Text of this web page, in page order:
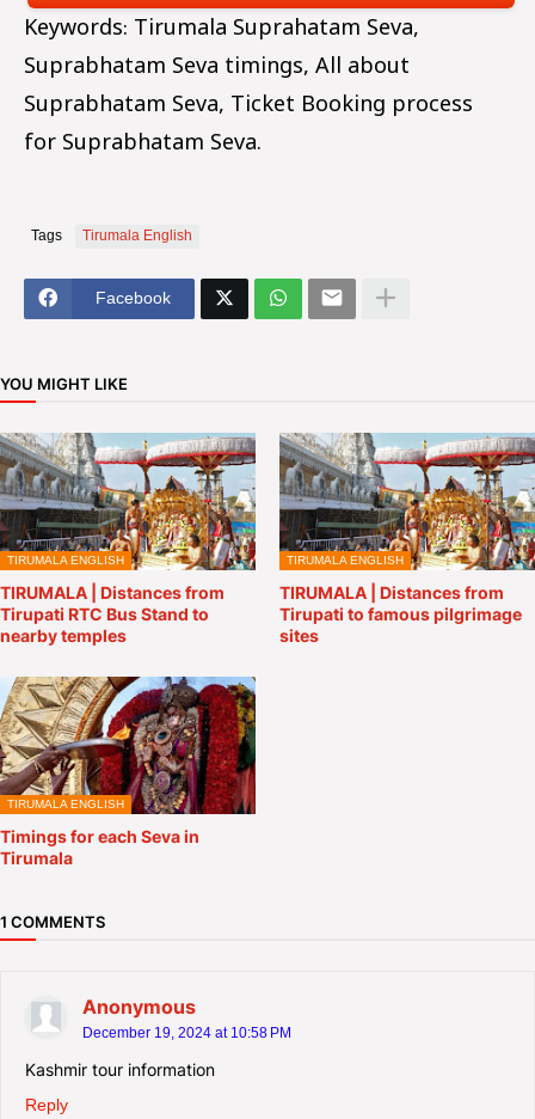
Keywords: Tirumala Suprahatam Seva,
Suprabhatam Seva timings, All about
Suprabhatam Seva, Ticket Booking process
for Suprabhatam Seva.
Tags Tirumala English
Facebook
YOU MIGHT LIKE
TIRUMALA ENGLISH
TIRUMALA | Distances from
Tirupati RTC Bus Stand to
nearby temples
TIRUMALA ENGLISH
TIRUMALA | Distances from
Tirupati to famous pilgrimage
sites
TIRUMALA ENGLISH
Timings for each Seva in
Tirumala
1 COMMENTS
Anonymous
December 19, 2024 at 10:58 PM
Kashmir tour information
Reply